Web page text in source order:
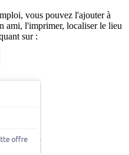
vous pouvez l'ajouter à
ami, l'imprimer, localiser le lieu
sur :